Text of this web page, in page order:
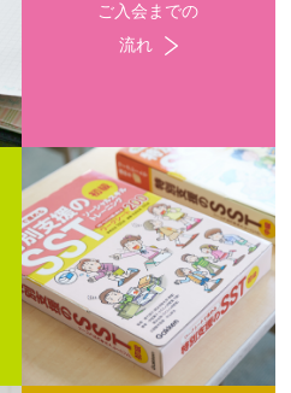
ご入会までの
流れ